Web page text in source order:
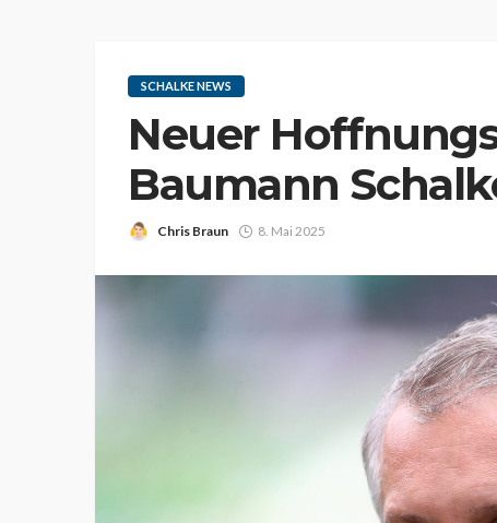
SCHALKE NEWS
Neuer
Baumann
Chris Braun 8. Mai 2025